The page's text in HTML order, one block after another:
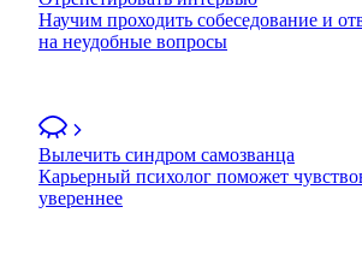
Научим проходить собеседование и
на неудобные вопросы
Вылечить синдром самозванца
Карьерный психолог поможет
увереннее